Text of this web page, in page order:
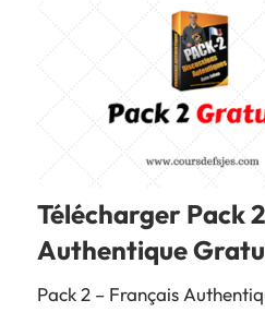
Télécharger Pack
Authentique
Pack 2 – Français